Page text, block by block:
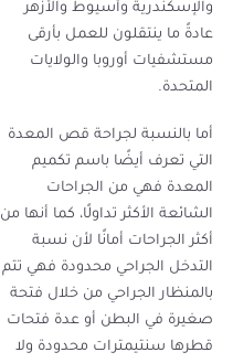
والإسكندرية وأسيوط والأزهر
عادةً ما ينتقلون للعمل بأرقى
مستشفيات أوروبا والولايات
المتحدة.
أما بالنسبة لجراحة قص المعدة
التي تعرف أيضًا باسم تكميم
المعدة فهي من الجراحات
الشائعة الأكثر تداولًا، كما أنها من
أكثر الجراحات أمانًا لأن نسبة
التدخل الجراحي محدودة فهي تتم
بالمنظار الجراحي من خلال فتحة
صغيرة في البطن أو عدة فتحات
قطرها سنتيمترات محدودة ولا